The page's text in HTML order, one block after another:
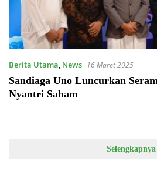
Berita Utama, News 16 Maret 2025
Sandiaga Uno Luncurkan
Nyantri Saham
Selengkapnya